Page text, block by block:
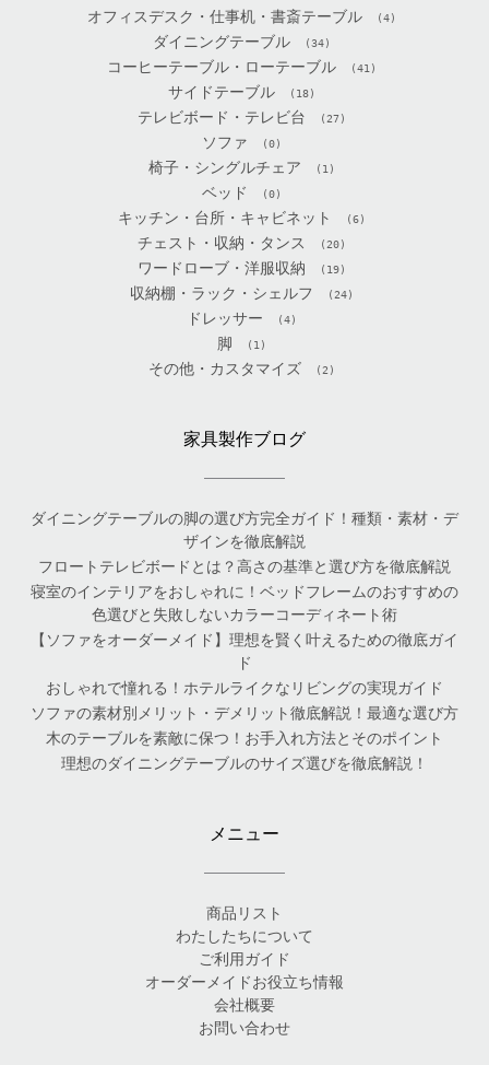
オフィスデスク・仕事机・書斎テーブル (4)
ダイニングテーブル (34)
コーヒーテーブル・ローテーブル (41)
サイドテーブル (18)
テレビボード・テレビ台 (27)
ソファ (0)
椅子・シングルチェア (1)
ベッド (0)
キッチン・台所・キャビネット (6)
チェスト・収納・タンス (20)
ワードローブ・洋服収納 (19)
収納棚・ラック・シェルフ (24)
ドレッサー (4)
脚 (1)
その他・カスタマイズ (2)
家具製作ブログ
ダイニングテーブルの脚の選び方完全ガイド！種類・素材・デ
ザインを徹底解説
フロートテレビボードとは？高さの基準と選び方を徹底解説
寝室のインテリアをおしゃれに！ベッドフレームのおすすめの
色選びと失敗しないカラーコーディネート術
【ソファをオーダーメイド】理想を賢く叶えるための徹底ガイ
ド
おしゃれで憧れる！ホテルライクなリビングの実現ガイド
ソファの素材別メリット・デメリット徹底解説！最適な選び方
木のテーブルを素敵に保つ！お手入れ方法とそのポイント
理想のダイニングテーブルのサイズ選びを徹底解説！
メニュー
商品リスト
わたしたちについて
ご利用ガイド
オーダーメイドお役立ち情報
会社概要
お問い合わせ